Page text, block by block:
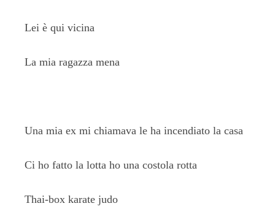
Lei è qui vicina
La mia ragazza mena
Una mia ex mi chiamava le ha incendiato la casa
Ci ho fatto la lotta ho una costola rotta
Thai-box karate judo